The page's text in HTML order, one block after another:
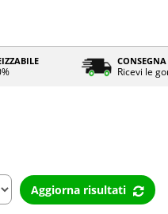
Ricevi le
Aggiorna risultati